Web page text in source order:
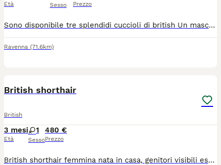
Età Sesso Prezzo
Sono disponibile tre splendidi cuccioli di british Un maschio : bianco Una femmina : bianca Caratteristiche ; razza british pura . Madre : British short hair grigia . Padre : British longhair Bianco . Età ; due mesi . Perfettamente sani e in ottima salute . Hanno completato lo svezzamento dopo essere stati allattati dalla madre . Mangiano regolarmente cibo per gattini . Abituati alla lettiera . Cresciuti in ambienti familiare e sono affettuosi ,socievoli e molto giocherelloni
Ravenna (71.6km)
British shorthair
British
3 mesi
Età
1
Sesso
480 €
Prezzo
British shorthair femmina nata in casa, genitori visibili esenti da malattie genetiche, disponibile primi di luglio. Mamma con pedigree No pedigree. 580 euro